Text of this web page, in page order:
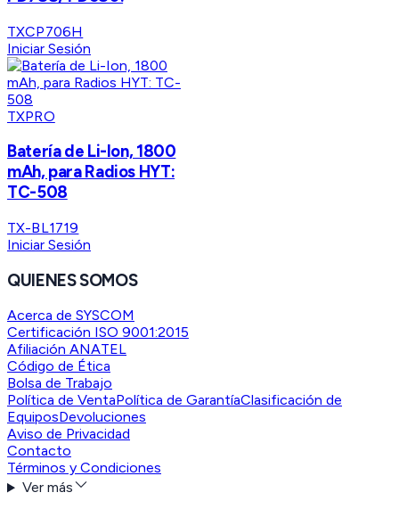
TXCP706H
Iniciar Sesión
TXPRO
Batería de Li-Ion, 1800
mAh, para Radios HYT:
TC-508
TX-BL1719
Iniciar Sesión
QUIENES SOMOS
Acerca de SYSCOM
Certificación ISO 9001:2015
Afiliación ANATEL
Código de Ética
Bolsa de Trabajo
Política de VentaPolítica de GarantíaClasificación de
EquiposDevoluciones
Aviso de Privacidad
Contacto
Términos y Condiciones
Ver más